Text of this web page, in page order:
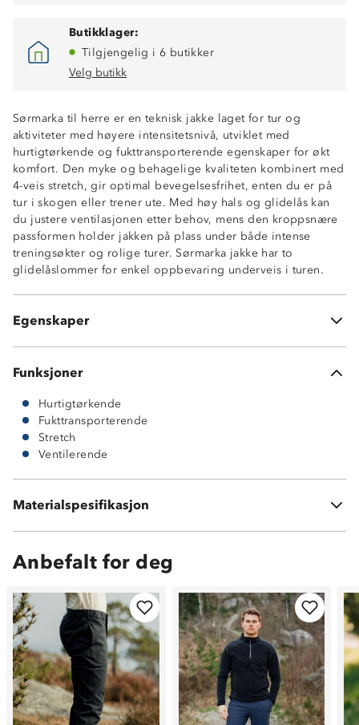
Butikklager:
Tilgjengelig i 6 butikker
Velg butikk
Sørmarka til herre er en teknisk jakke laget for tur og
aktiviteter med høyere intensitetsnivå, utviklet med
hurtigtørkende og fukttransporterende egenskaper for økt
komfort. Den myke og behagelige kvaliteten kombinert med
4-veis stretch, gir optimal bevegelsesfrihet, enten du er på
tur i skogen eller trener ute. Med høy hals og glidelås kan
du justere ventilasjonen etter behov, mens den kroppsnære
passformen holder jakken på plass under både intense
treningsøkter og rolige turer. Sørmarka jakke har to
glidelåslommer for enkel oppbevaring underveis i turen.
Egenskaper
Hurtigtørkende
4-veis stretch
Fukttransporterende
Myk og behagelig
Ventilerende
Forhøyet hals
Rette avslutninger
Funksjoner
Hurtigtørkende
Fukttransporterende
Stretch
Ventilerende
Materialspesifikasjon
22 % elastan
Anbefalt for deg